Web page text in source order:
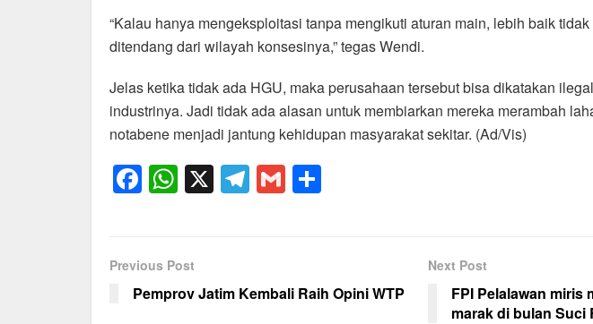
“Kalau hanya mengeksploitasi tanpa mengikuti aturan main, lebih baik
ditendang dari wilayah konsesinya,” tegas Wendi.
Jelas ketika tidak ada HGU, maka perusahaan tersebut bisa dikatakan
industrinya. Jadi tidak ada alasan untuk membiarkan mereka merambah
notabene menjadi jantung kehidupan masyarakat sekitar. (Ad/Vis)
F
a
e
b
W
h
s
A
X T
el
a
G
m
Previous Post
Pemprov Jatim Kembali Raih Opini WTP
Next Post
FPI Pelalawan miris
marak di bulan Suci